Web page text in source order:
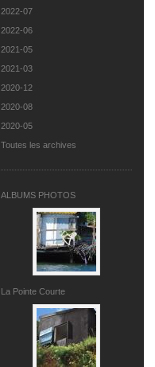
2022-07
2022-06
2021-05
2021-03
2020-12
2020-08
2020-05
Toutes les archives
ALBUMS PHOTOS
La Pointe Courte